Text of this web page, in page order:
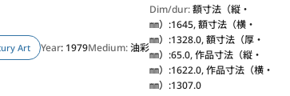
Art Year: 1979Medium:油彩
Dim/dur:額寸法（縦・
㎜）:1645, 額寸法（横・
㎜）:1328.0, 額寸法（厚・
㎜）:65.0, 作品寸法（縦・
㎜）:1622.0, 作品寸法（横・
㎜）:1307.0